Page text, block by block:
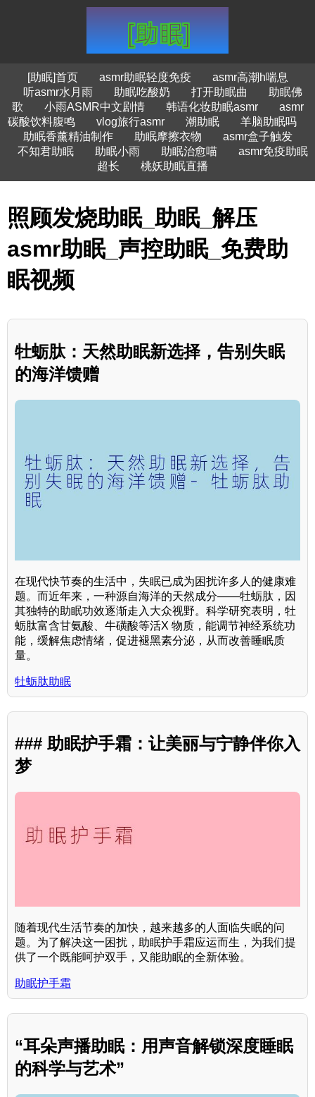
[助眠]首页 asmr助眠轻度免疫
asmr高潮h喘息
听asmr水月雨
助眠吃酸奶 打开助眠曲
助眠佛
歌
小雨ASMR中文剧情 韩语化妆助眠asmr
asmr
碳酸饮料腹鸣
vlog旅行asmr 潮助眠
羊脑助眠吗
助眠香薰精油制作
助眠摩擦衣物
asmr盒子触发
不知君助眠
助眠小雨 助眠治愈喵
asmr免疫助眠
超长
桃妖助眠直播
照顾发烧助眠_助眠_解压
asmr助眠_声控助眠_免费助
眠视频
牡蛎肽：天然助眠新选择，告别失眠
的海洋馈赠
在现代快节奏的生活中，失眠已成为困扰许多人的健康难
题。而近年来，一种源自海洋的天然成分——牡蛎肽，因
其独特的助眠功效逐渐走入大众视野。科学研究表明，牡
蛎肽富含甘氨酸、牛磺酸等活X 物质，能调节神经系统功
能，缓解焦虑情绪，促进褪黑素分泌，从而改善睡眠质
量。
牡蛎肽助眠
### 助眠护手霜：让美丽与宁静伴你入
梦
随着现代生活节奏的加快，越来越多的人面临失眠的问
题。为了解决这一困扰，助眠护手霜应运而生，为我们提
供了一个既能呵护双手，又能助眠的全新体验。
助眠护手霜
“耳朵声播助眠：用声音解锁深度睡眠
的科学与艺术”